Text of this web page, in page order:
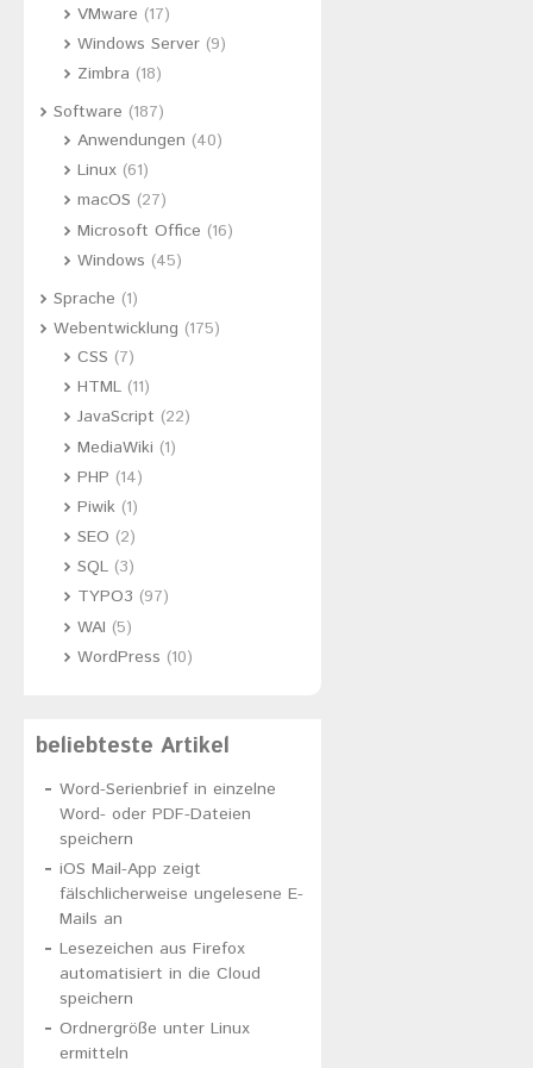
VMware (17)
Windows Server(9)
Zimbra (18)
Software (187)
Anwendungen (40)
Linux(61)
macOS (27)
Microsoft Office (16)
Windows (45)
Sprache (1)
Webentwicklung (175)
CSS (7)
HTML(11)
JavaScript (22)
MediaWiki (1)
PHP (14)
Piwik(1)
SEO (2)
SQL(3)
TYPO3 (97)
WAI (5)
WordPress (10)
beliebteste Artikel
Word-Serienbrief in einzelne
Word- oder PDF-Dateien
speichern
iOS Mail-App zeigt
fälschlicherweise ungelesene E-
Mails an
Lesezeichen aus Firefox
automatisiert in die Cloud
speichern
Ordnergröße unter Linux
ermitteln